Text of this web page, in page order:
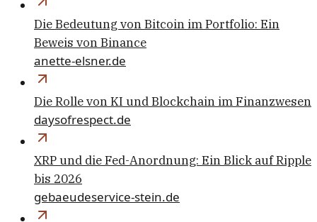
Die Bedeutung von Bitcoin im Portfolio: Ein
Beweis von Binance
anette-elsner.de
Die Rolle von KI und Blockchain im Finanzwesen
daysofrespect.de
XRP und die Fed-Anordnung: Ein Blick auf Ripple
bis 2026
gebaeudeservice-stein.de